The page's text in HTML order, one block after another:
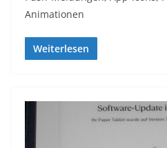
Animationen
Weiterlesen